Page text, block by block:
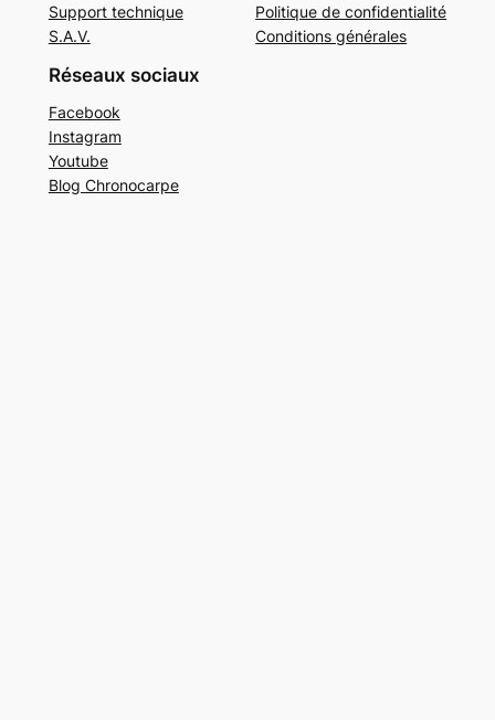
Support technique
S.A.V.
Politique de confidentialité
Conditions générales
Réseaux sociaux
Facebook
Instagram
Youtube
Blog Chronocarpe